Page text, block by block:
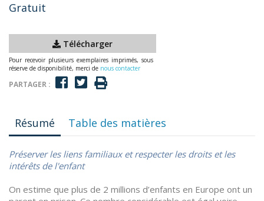
Gratuit
Télécharger
Pour recevoir plusieurs exemplaires imprimés, sous
réserve de disponibilité, merci de nous contacter
PARTAGER :
Résumé Table des matières
Préserver les liens familiaux et respecter les droits et les
intérêts de l'enfant
On estime que plus de 2 millions d’enfants en Europe ont un